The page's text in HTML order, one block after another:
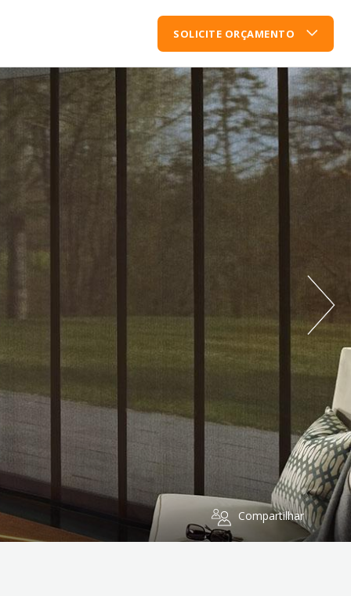
SOLICITE ORÇAMENTO
Compartilhar